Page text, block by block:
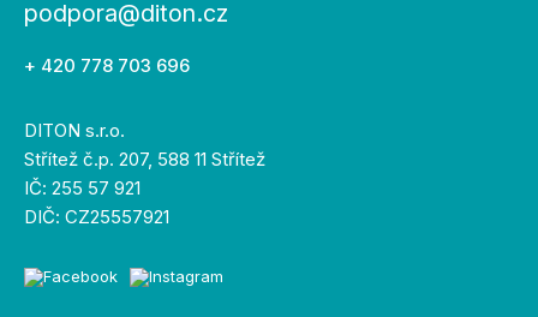
podpora@diton.cz
+ 420 778 703 696
DITON s.r.o.
Střítež č.p. 207, 588 11 Střítež
IČ: 255 57 921
DIČ: CZ25557921